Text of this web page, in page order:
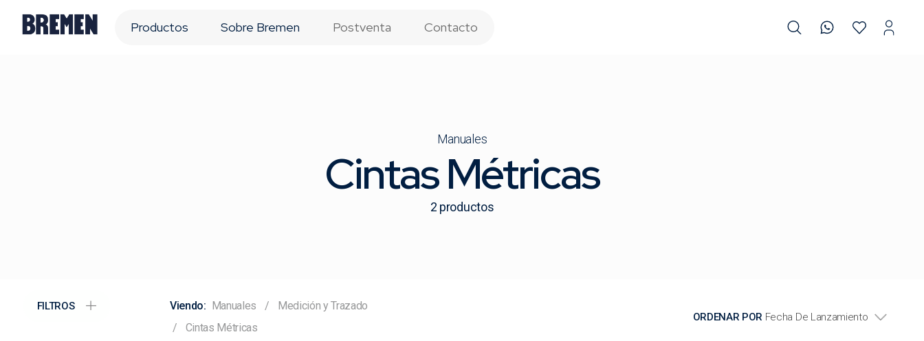
Productos Sobre Bremen Postventa Contacto
Manuales
Cintas Métricas
2 productos
FILTROS Manuales
Medición y Trazado
Cintas Métricas
ORDENAR POR Fecha De Lanzamiento